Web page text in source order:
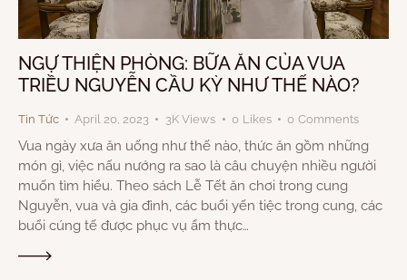
NGỰ THIỆN PHÒNG: BỮA ĂN CỦA VUA
TRIỀU NGUYỄN CẦU KỲ NHƯ THẾ NÀO?
Tin Tức April 20, 2023 3K Views 0 Likes 0 Comments
Vua ngày xưa ăn uống như thế nào, thức ăn gồm những
món gì, việc nấu nướng ra sao là câu chuyện nhiều người
muốn tìm hiểu. Theo sách Lễ Tết ăn chơi trong cung
Nguyễn, vua và gia đình, các buổi yến tiệc trong cung, các
buổi cúng tế được phục vụ ẩm thực…